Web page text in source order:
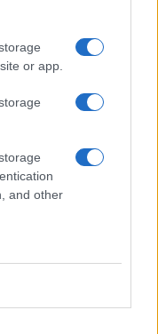
or app.
and other